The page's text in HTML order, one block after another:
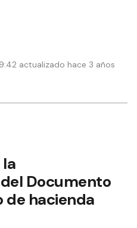
actualizado hace 3 años
Documento
de hacienda